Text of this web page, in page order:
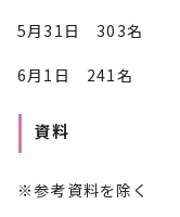
5月31日 303名
6月1日 241名
資料
※参考資料を除く